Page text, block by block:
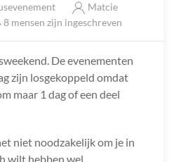
Matcie
8 mensen zijn ingeschreven
De evenementen
zijn losgekoppeld omdat
maar 1 dag of een deel
niet noodzakelijk om je in
wilt hebben wel.